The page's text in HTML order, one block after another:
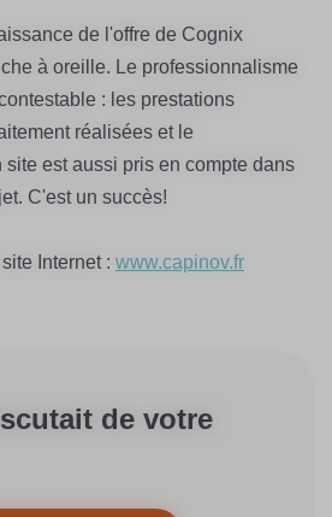
de l'offre de Cognix
à oreille. Le professionnalisme
: les prestations
réalisées et le
site est aussi pris en compte dans
C'est un succès!
Internet : www.capinov.fr
de votre